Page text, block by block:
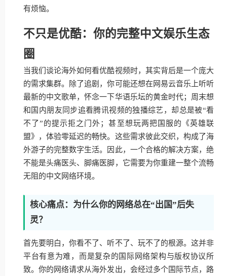
有烦恼。
不只是优酷：你的完整中文娱乐生态
圈
当我们谈论海外如何看优酷视频时，其实背后是一个庞大
的需求集群。除了追剧，你可能还想在网易云音乐上听听
最新的中文歌单，怀念一下华语乐坛的黄金时代；周末想
和国内朋友同步追看腾讯视频的独播综艺，却总是被“看
不了”的提示拒之门外；甚至想玩两把国服的《英雄联
盟》，体验零延迟的畅快。这些需求彼此交织，构成了海
外游子的完整数字生活。因此，一个合格的解决方案，绝
不能是头痛医头、脚痛医脚，它需要为你重建一整个流畅
无阻的中文网络环境。
核心痛点：为什么你的网络总在“出国”后失
灵？
首先要明白，你看不了、听不了、玩不了的根源。这并非
平台有意为难，而是复杂的国际网络架构与版权协议所
致。你的网络请求从海外发出，会经过多个国际节点，路